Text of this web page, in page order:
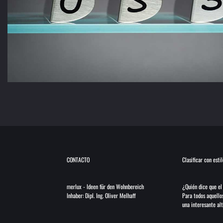
CONTACTO
merlux-Ideen für den Wohnbereich
Inhaber: Dipl. Ing. Oliver Melhaff
Clasificar con
¿Quién dice que
Para todos
una interesante